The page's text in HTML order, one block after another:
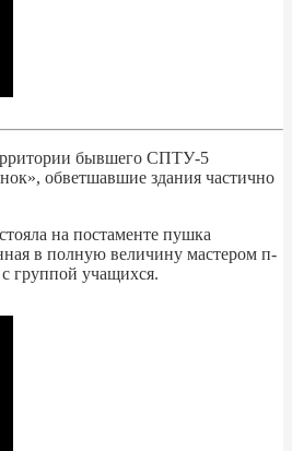
бывшего СПТУ-5
обветшавшие здания частично
на постаменте пушка
в полную величину мастером п-
группой учащихся.